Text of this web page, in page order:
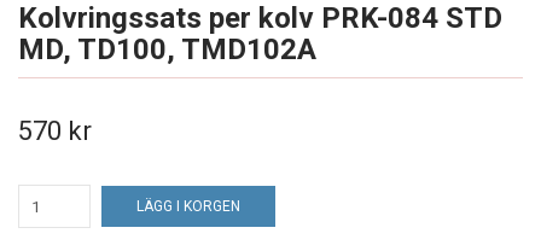
Kolvringssats per kolv PRK-084 STD
MD, TD100, TMD102A
570 kr
LÄGG I KORGEN